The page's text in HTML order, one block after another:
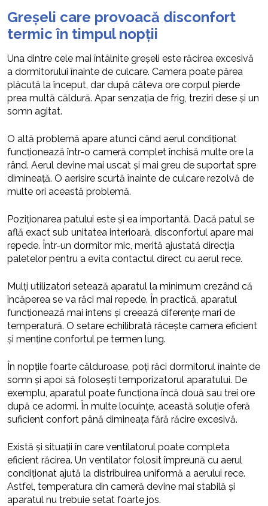
Greșeli care provoacă disconfort
termic în timpul nopții
Una dintre cele mai întâlnite greșeli este răcirea excesivă
a dormitorului înainte de culcare. Camera poate părea
plăcută la început, dar după câteva ore corpul pierde
prea multă căldură. Apar senzația de frig, treziri dese și un
somn agitat.
O altă problemă apare atunci când aerul condiționat
funcționează într-o cameră complet închisă multe ore la
rând. Aerul devine mai uscat și mai greu de suportat spre
dimineață. O aerisire scurtă înainte de culcare rezolvă de
multe ori această problemă.
Poziționarea patului este și ea importantă. Dacă patul se
află exact sub unitatea interioară, disconfortul apare mai
repede. Într-un dormitor mic, merită ajustată direcția
paletelor pentru a evita contactul direct cu aerul rece.
Mulți utilizatori setează aparatul la minimum crezând că
încăperea se va răci mai repede. În practică, aparatul
funcționează mai intens și creează diferențe mari de
temperatură. O setare echilibrată răcește camera eficient
și menține confortul pe termen lung.
În nopțile foarte călduroase, poți răci dormitorul înainte de
somn și apoi să folosești temporizatorul aparatului. De
exemplu, aparatul poate funcționa încă două sau trei ore
după ce adormi. În multe locuințe, această soluție oferă
suficient confort până dimineața fără răcire excesivă.
Există și situații în care ventilatorul poate completa
eficient răcirea. Un ventilator folosit împreună cu aerul
condiționat ajută la distribuirea uniformă a aerului rece.
Astfel, temperatura din cameră devine mai stabilă și
aparatul nu trebuie setat foarte jos.